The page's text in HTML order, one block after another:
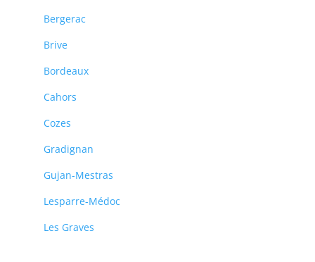
Bergerac
Brive
Bordeaux
Cahors
Cozes
Gradignan
Gujan-Mestras
Lesparre-Médoc
Les Graves